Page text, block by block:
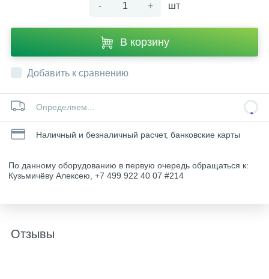
- + шт
В корзину
Добавить к сравнению
Определяем...
Наличный и безналичный расчет, банковские карты
По данному оборудованию в первую очередь обращаться к:
Кузьмичёву Алексею, +7 499 922 40 07 #214
Отзывы